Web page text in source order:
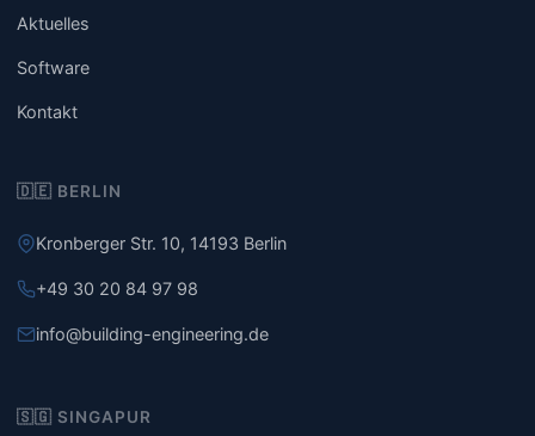
Aktuelles
Software
Kontakt
🇩🇪 BERLIN
Kronberger Str. 10, 14193 Berlin
+49 30 20 84 97 98
info@building-engineering.de
🇸🇬 SINGAPUR